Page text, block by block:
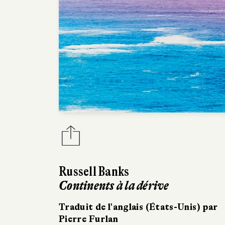
Russell Banks
Continents à la dérive
Traduit de l'anglais (États-Unis) par
Pierre Furlan